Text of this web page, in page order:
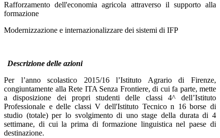
Rafforzamento dell'economia agricola attraverso il supporto alla
formazione
Modernizzazione e internazionalizzare dei sistemi di IFP
Descrizione delle azioni
Per l’anno scolastico 2015/16 l’Istituto Agrario di Firenze,
congiuntamente alla Rete ITA Senza Frontiere, di cui fa parte, mette
a disposizione dei propri studenti delle classi 4^ dell’Istituto
Professionale e delle classi V dell'Istituto Tecnico n 16 borse di
studio (totale) per lo svolgimento di uno stage della durata di 4
settimane, di cui la prima di formazione linguistica nel paese di
destinazione.